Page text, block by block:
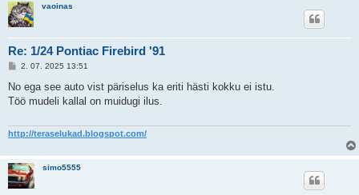
vaoinas
Re: 1/24 Pontiac Firebird '91
P
s
i
s
2. 07. 2025 13:51
No ega see auto vist päriselus ka eriti hästi kokku ei istu.
Töö mudeli kallal on muidugi ilus.
http://teraselukad.blogspot.com/
simo5555